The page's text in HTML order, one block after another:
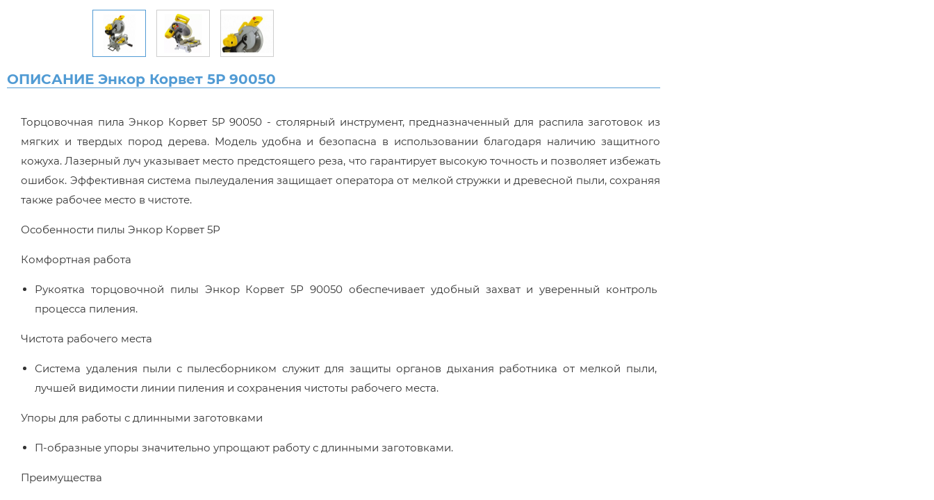
ОПИСАНИЕ Энкор Корвет 5Р 90050
Торцовочная пила Энкор Корвет 5Р 90050 - столярный инструмент, предназначенный для распила заготовок из
мягких и твердых пород дерева. Модель удобна и безопасна в использовании благодаря наличию защитного
кожуха. Лазерный луч указывает место предстоящего реза, что гарантирует высокую точность и позволяет избежать
ошибок. Эффективная система пылеудаления защищает оператора от мелкой стружки и древесной пыли, сохраняя
также рабочее место в чистоте.
Особенности пилы Энкор Корвет 5Р
Комфортная работа
Рукоятка торцовочной пилы Энкор Корвет 5Р 90050 обеспечивает удобный захват и уверенный контроль
процесса пиления.
Чистота рабочего места
Система удаления пыли с пылесборником служит для защиты органов дыхания работника от мелкой пыли,
лучшей видимости линии пиления и сохранения чистоты рабочего места.
Упоры для работы с длинными заготовками
П-образные упоры значительно упрощают работу с длинными заготовками.
Преимущества